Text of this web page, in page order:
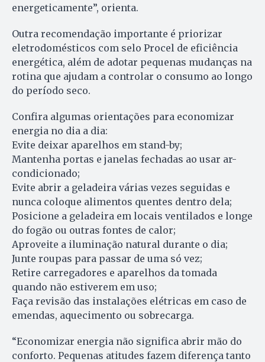
energeticamente”, orienta.
Outra recomendação importante é priorizar
eletrodomésticos com selo Procel de eficiência
energética, além de adotar pequenas mudanças na
rotina que ajudam a controlar o consumo ao longo
do período seco.
Confira algumas orientações para economizar
energia no dia a dia:
Evite deixar aparelhos em stand-by;
Mantenha portas e janelas fechadas ao usar ar-
condicionado;
Evite abrir a geladeira várias vezes seguidas e
nunca coloque alimentos quentes dentro dela;
Posicione a geladeira em locais ventilados e longe
do fogão ou outras fontes de calor;
Aproveite a iluminação natural durante o dia;
Junte roupas para passar de uma só vez;
Retire carregadores e aparelhos da tomada
quando não estiverem em uso;
Faça revisão das instalações elétricas em caso de
emendas, aquecimento ou sobrecarga.
“Economizar energia não significa abrir mão do
conforto. Pequenas atitudes fazem diferença tanto